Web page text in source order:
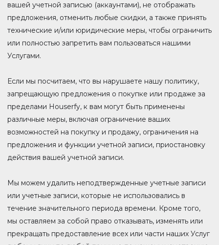
вашей учетной записью (аккаунтами), не отображать
предложения, отменить любые скидки, а также принять
технические и/или юридические меры, чтобы ограничить
или полностью запретить вам пользоваться нашими
Услугами.
Если мы посчитаем, что вы нарушаете нашу политику,
запрещающую предложения о покупке или продаже за
пределами Houserfy, к вам могут быть применены
различные меры, включая ограничение ваших
возможностей на покупку и продажу, ограничения на
предложения и функции учетной записи, приостановку
действия вашей учетной записи.
Мы можем удалить неподтвержденные учетные записи
или учетные записи, которые не использовались в
течение значительного периода времени. Кроме того,
мы оставляем за собой право отказывать, изменять или
прекращать предоставление всех или части наших Услуг